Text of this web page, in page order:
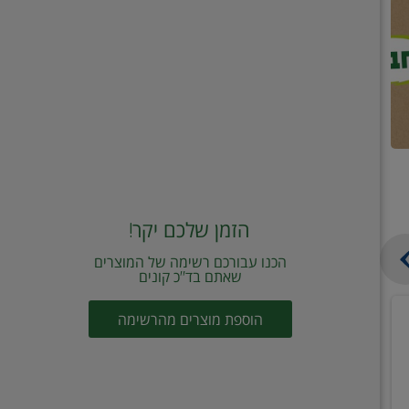
הזמן שלכם יקר!
הכנו עבורכם רשימה של המוצרים
שאתם בד"כ קונים
הוספת מוצרים מהרשימה